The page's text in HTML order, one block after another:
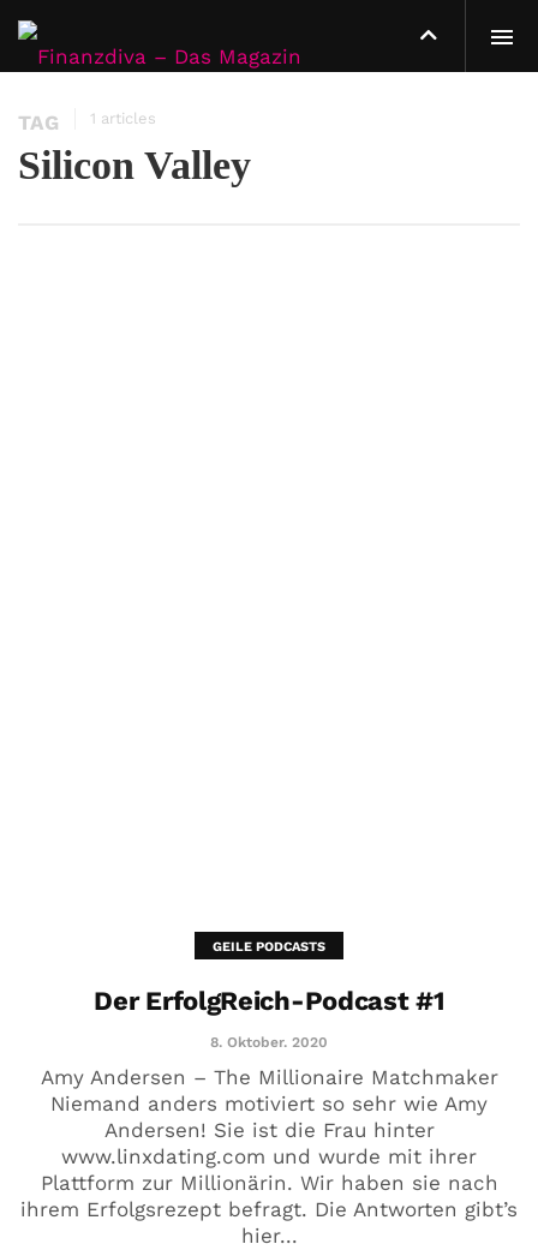
TAG 1 articles
Silicon Valley
GEILE PODCASTS
Der ErfolgReich-Podcast #1
8. Oktober. 2020
Amy Andersen – The Millionaire Matchmaker
Niemand anders motiviert so sehr wie Amy
Andersen! Sie ist die Frau hinter
www.linxdating.com und wurde mit ihrer
Plattform zur Millionärin. Wir haben sie nach
ihrem Erfolgsrezept befragt. Die Antworten gibt’s
hier...